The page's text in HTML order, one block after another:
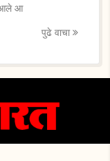
आले आ
पुढे वाचा